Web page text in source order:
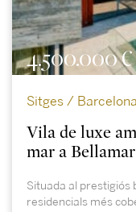
4.500.000 €
Sitges /
Vila de luxe
mar a Bellamar
Situada al prestigiós
residencials més